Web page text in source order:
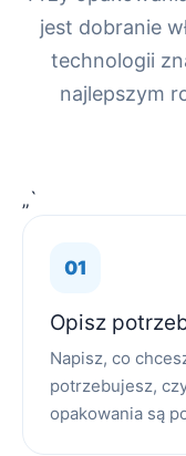
jest dobranie
technologii
najlepszym
„`
Opisz
Napisz, co
potrzebujesz,
opakowania są